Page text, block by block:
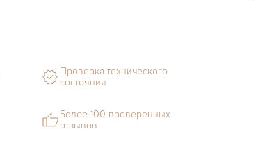
Проверка технического
состояния
Более 100 проверенных
отзывов